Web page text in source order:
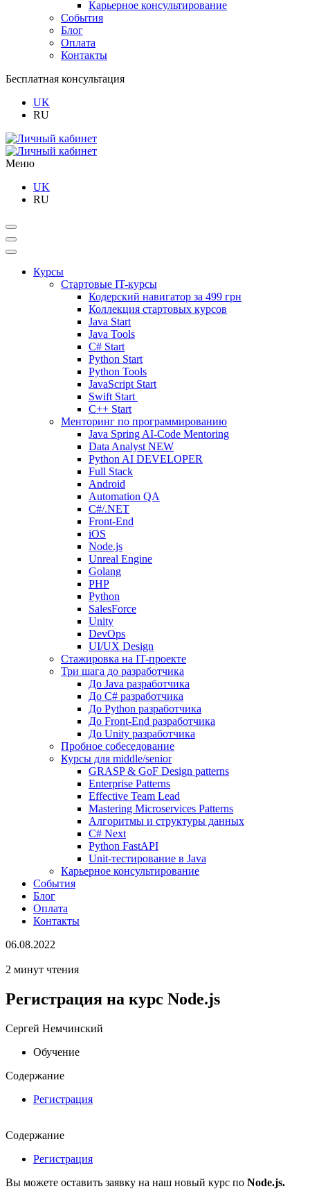
Карьерное консультирование
События
Блог
Оплата
Контакты
Бесплатная консультация
UK
RU
Меню
UK
RU
Курсы
Стартовые IT-курсы
Кодерский навигатор за 499 грн
Коллекция стартовых курсов
Java Start
Java Tools
C# Start
Python Start
Python Tools
JavaScript Start
Swift Start
C++ Start
Менторинг по программированию
Java Spring AI-Code Mentoring
Data Analyst NEW
Python AI DEVELOPER
Full Stack
Android
Automation QA
C#/.NET
Front-End
iOS
Node.js
Unreal Engine
Golang
PHP
Python
SalesForce
Unity
DevOps
UI/UX Design
Стажировка на IT-проекте
Три шага до разработчика
До Java разработчика
До C# разработчика
До Python разработчика
До Front-End разработчика
До Unity разработчика
Пробное собеседование
Курсы для middle/senior
GRASP & GoF Design patterns
Enterprise Patterns
Effective Team Lead
Mastering Microservices Patterns
Алгоритмы и структуры данных
C# Next
Python FastAPI
Unit-тестирование в Java
Карьерное консультирование
События
Блог
Оплата
Контакты
06.08.2022
2 минут чтения
Регистрация на курс Node.js
Сергей Немчинский
Обучение
Содержание
Регистрация
Содержание
Регистрация
Вы можете оставить заявку на наш новый курс по Node.js.